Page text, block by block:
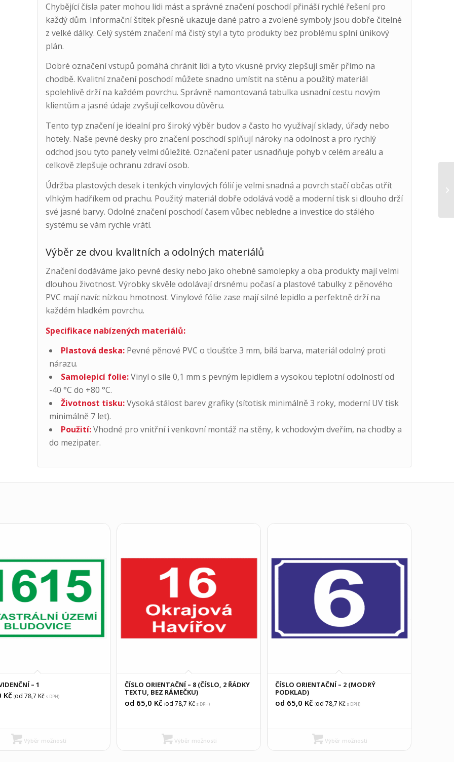
Chybějící čísla pater mohou lidi mást a správné značení poschodí přináší rychlé řešení pro
každý dům. Informační štítek přesně ukazuje dané patro a zvolené symboly jsou dobře čitelné
z velké dálky. Celý systém značení má čistý styl a tyto produkty bez problému splní únikový
plán.
Dobré označení vstupů pomáhá chránit lidi a tyto vkusné prvky zlepšují směr přímo na
chodbě. Kvalitní značení poschodí můžete snadno umístit na stěnu a použitý materiál
spolehlivě drží na každém povrchu. Správně namontovaná tabulka usnadní cestu novým
klientům a jasné údaje zvyšují celkovou důvěru.
Tento typ značení je idealní pro široký výběr budov a často ho využívají sklady, úřady nebo
hotely. Naše pevné desky pro značení poschodí splňují nároky na odolnost a pro rychlý
odchod jsou tyto panely velmi důležité. Označení pater usnadňuje pohyb v celém areálu a
celkově zlepšuje ochranu zdraví osob.
Údržba plastových desek i tenkých vinylových fólií je velmi snadná a povrch stačí občas otřít
vlhkým hadříkem od prachu. Použitý materiál dobře odolává vodě a moderní tisk si dlouho drží
své jasné barvy. Odolné značení poschodí časem vůbec nebledne a investice do stálého
systému se vám rychle vrátí.
Výběr ze dvou kvalitních a odolných materiálů
Značení dodáváme jako pevné desky nebo jako ohebné samolepky a oba produkty mají velmi
dlouhou životnost. Výrobky skvěle odolávají drsnému počasí a plastové tabulky z pěnového
PVC mají navíc nízkou hmotnost. Vinylové fólie zase mají silné lepidlo a perfektně drží na
každém hladkém povrchu.
Specifikace nabízených materiálů:
Plastová deska:Pevné pěnové PVC o tloušťce 3 mm, bílá barva, materiál odolný proti
nárazu.
Samolepicí folie:Vinyl o síle 0,1 mm s pevným lepidlem a vysokou teplotní odolností od
-40 °C do +80 °C.
Životnost tisku:Vysoká stálost barev grafiky (sítotisk minimálně 3 roky, moderní UV tisk
minimálně 7 let).
Použití:Vhodné pro vnitřní i venkovní montáž na stěny, k vchodovým dveřím, na chodby a
do mezipater.
– 1
Kč (od 78,7 Kčs DPH)
Výběr možností
ČÍSLO ORIENTAČNÍ – 8 (ČÍSLO, 2 ŘÁDKY
TEXTU, BEZ RÁMEČKU)
od 65,0 Kč (od 78,7 Kčs DPH)
Výběr možností
ČÍSLO ORIENTAČNÍ – 2 (MODRÝ
PODKLAD)
od 65,0 Kč (od 78,7 Kčs DPH)
Výběr možností